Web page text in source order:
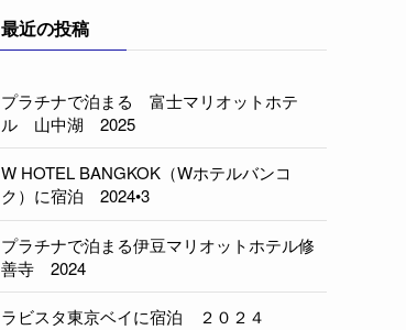
最近の投稿
プラチナで泊まる 富士マリオットホテ
ル 山中湖 2025
W HOTEL BANGKOK（Wホテルバンコ
ク）に宿泊 2024•3
プラチナで泊まる伊豆マリオットホテル修
善寺 2024
ラビスタ東京ベイに宿泊 ２０２４